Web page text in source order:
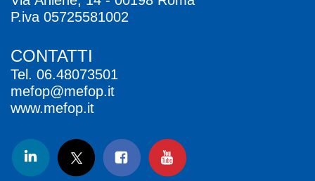
P.iva 05725581002
CONTATTI
Tel. 06.48073501
mefop@mefop.it
www.mefop.it